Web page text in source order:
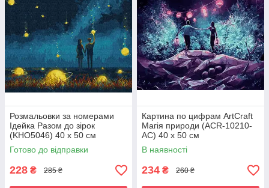
Розмальовки за номерами
Ідейка Разом до зірок
(KHO5046) 40 х 50 см
Готово до відправки
228 ₴ 285 ₴
Картина по цифрам ArtCraft
Магія природи (ACR-10210-
AC) 40 х 50 см
В наявності
234 ₴ 260 ₴